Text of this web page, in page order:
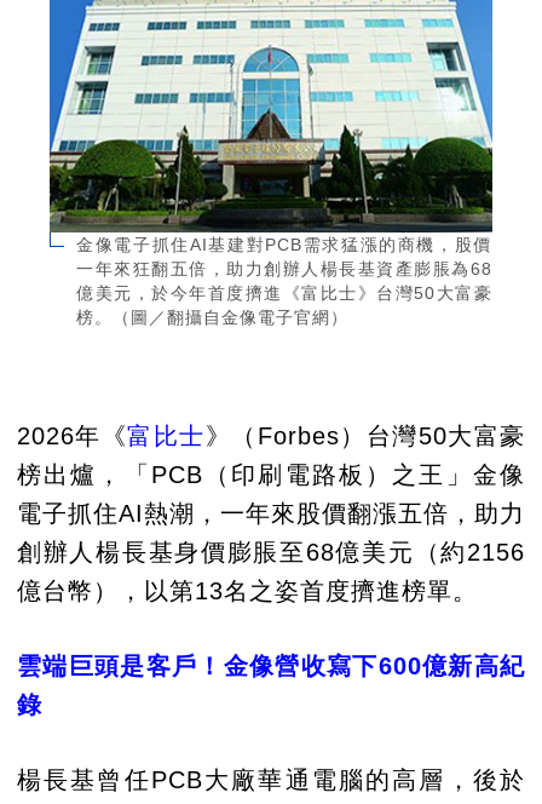
金像電子抓住AI基建對PCB需求猛漲的商機，股價
一年來狂翻五倍，助力創辦人楊長基資產膨脹為68
億美元，於今年首度擠進《富比士》台灣50大富豪
榜。（圖／翻攝自金像電子官網）
2026年《富比士》（Forbes）台灣50大富豪
榜出爐，「PCB（印刷電路板）之王」金像
電子抓住AI熱潮，一年來股價翻漲五倍，助力
創辦人楊長基身價膨脹至68億美元（約2156
億台幣），以第13名之姿首度擠進榜單。
雲端巨頭是客戶！金像營收寫下600億新高紀
錄
楊長基曾任PCB大廠華通電腦的高層，後於